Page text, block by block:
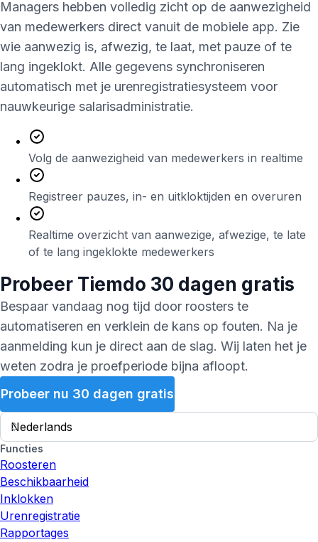
Managers hebben volledig zicht op de aanwezigheid
van medewerkers direct vanuit de mobiele app. Zie
wie aanwezig is, afwezig, te laat, met pauze of te
lang ingeklokt. Alle gegevens synchroniseren
automatisch met je urenregistratiesysteem voor
nauwkeurige salarisadministratie.
Volg de aanwezigheid van medewerkers in realtime
Registreer pauzes, in- en uitkloktijden en overuren
Realtime overzicht van aanwezige, afwezige, te late
of te lang ingeklokte medewerkers
Probeer Tiemdo 30 dagen gratis
Bespaar vandaag nog tijd door roosters te
automatiseren en verklein de kans op fouten. Na je
aanmelding kun je direct aan de slag. Wij laten het je
weten zodra je proefperiode bijna afloopt.
Probeer nu 30 dagen gratis
Functies
Roosteren
Beschikbaarheid
Inklokken
Urenregistratie
Rapportages